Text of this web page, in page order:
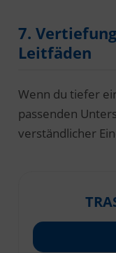
7.
Leitfäden
Wenn du tiefer
passenden
verständlicher